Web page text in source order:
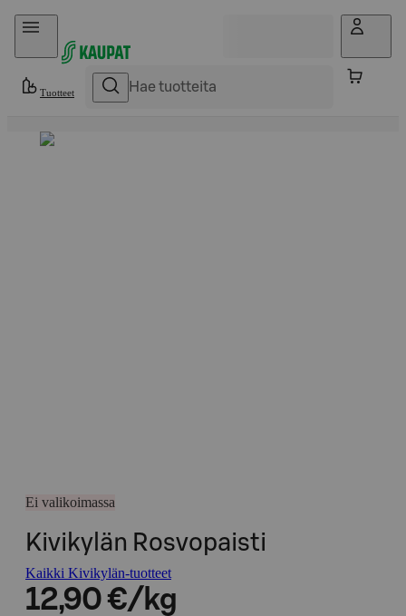
Hyppää sisältöön
Tuotteet
Ei valikoimassa
Kivikylän Rosvopaisti
Kaikki Kivikylän-tuotteet
12,90 €/kg